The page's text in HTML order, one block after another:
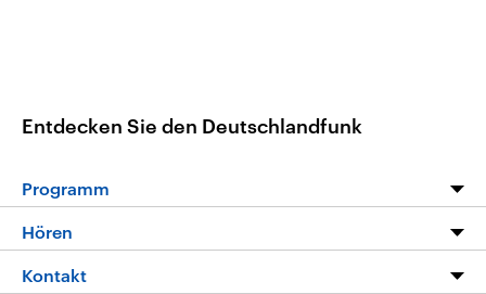
Entdecken Sie den Deutschlandfunk
Programm
Programm
Hören
Livestream
Kontakt